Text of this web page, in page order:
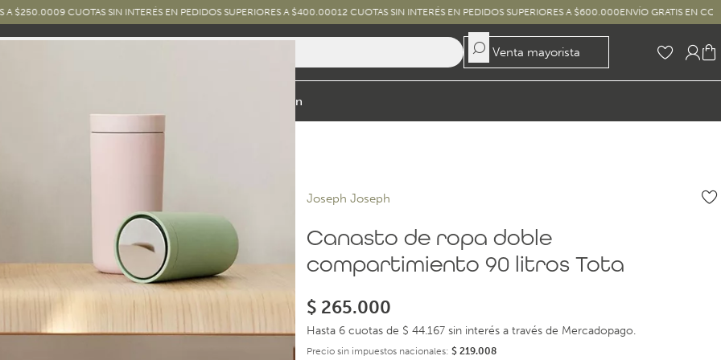
9 CUOTAS SIN INTERÉS EN PEDIDOS SUPERIORES A $400.00012 CUOTAS SIN INTERÉS EN PEDIDOS SUPERIORES A $600.000ENVÍO GRATIS EN COMPRAS
Venta mayorista
Inspiración
Joseph Joseph
Canasto de ropa doble
compartimiento 90 litros Tota
$ 265.000
Hasta 6 cuotas de $ 44.167 sin interés a través de Mercadopago.
Precio sin impuestos nacionales:$ 219.008